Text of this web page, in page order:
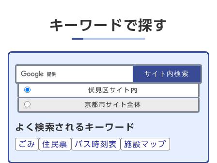
キーワードで探す
サイト内検索の範囲 伏見区サイト内
京都市サイト全体
よく検索されるキーワード
ごみ 住民票 バス時刻表 施設マップ